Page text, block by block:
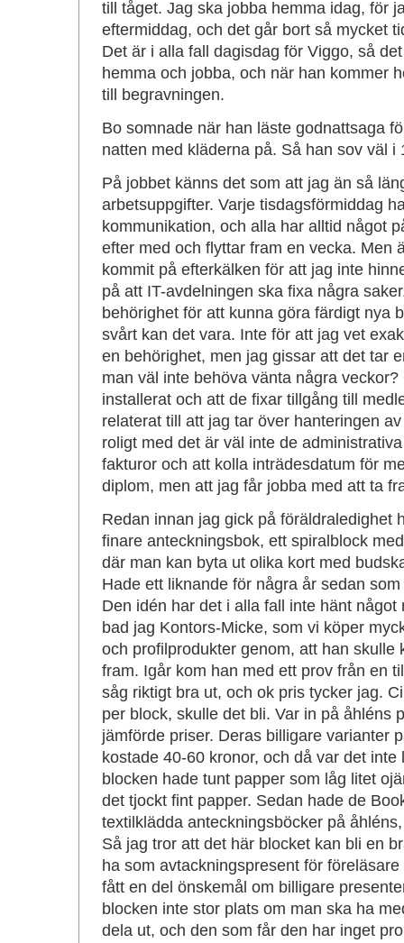
till tåget. Jag ska jobba hemma idag, för
eftermiddag, och det går bort så mycket
Det är i alla fall dagisdag för Viggo, så
hemma och jobba, och när han kommer
till begravningen.
Bo somnade när han läste godnattsaga
natten med kläderna på. Så han sov väl i
På jobbet känns det som att jag än så
arbetsuppgifter. Varje tisdagsförmiddag
kommunikation, och alla har alltid något
efter med och flyttar fram en vecka. Men
kommit på efterkälken för att jag inte
på att IT-avdelningen ska fixa några
behörighet för att kunna göra färdigt nya
svårt kan det vara. Inte för att jag vet
en behörighet, men jag gissar att det tar
man väl inte behöva vänta några
installerat och att de fixar tillgång till
relaterat till att jag tar över hanteringen
roligt med det är väl inte de
fakturor och att kolla inträdesdatum för
diplom, men att jag får jobba med att ta
Redan innan jag gick på föräldraledighet
finare anteckningsbok, ett spiralblock
där man kan byta ut olika kort med
Hade ett liknande för några år sedan
Den idén har det i alla fall inte hänt
bad jag Kontors-Micke, som vi köper
och profilprodukter genom, att han skulle
fram. Igår kom han med ett prov från en
såg riktigt bra ut, och ok pris tycker jag.
per block, skulle det bli. Var in på åhléns
jämförde priser. Deras billigare varianter
kostade 40-60 kronor, och då var det inte
blocken hade tunt papper som låg litet
det tjockt fint papper. Sedan hade de
textilklädda anteckningsböcker på
Så jag tror att det här blocket kan bli en
ha som avtackningspresent för
fått en del önskemål om billigare
blocken inte stor plats om man ska ha
dela ut, och den som får den har inget